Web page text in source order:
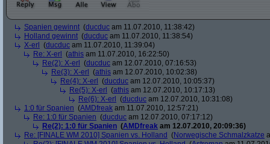
Spanien gewinnt (ducduc am 11.07.2010, 11:38:42)
Holland gewinnt (ducduc am 11.07.2010, 11:38:54)
X-erl
(ducduc am 11.07.2010, 11:39:04)
Re: X-erl
(athis am 11.07.2010, 16:22:50)
Re(2): X-erl
(ducduc am 12.07.2010, 07:16:53)
Re(3): X-erl
(athis am 12.07.2010, 10:02:38)
Re(4): X-erl
(ducduc am 12.07.2010, 10:05:37)
Re(5): X-erl
(athis am 12.07.2010, 10:17:13)
Re(6): X-erl
(ducduc am 12.07.2010, 10:31:08)
1:0 für Spanien (AMDfreak am 11.07.2010, 12:57:21)
Re: 1:0 für Spanien (ducduc am 12.07.2010, 07:17:12)
Re(2): 1:0 für Spanien (AMDfreak am 12.07.2010, 20:09:36)
Re: [FINALE WM 2010] Spanien vs. Holland (Norwegische Schmalzkatze